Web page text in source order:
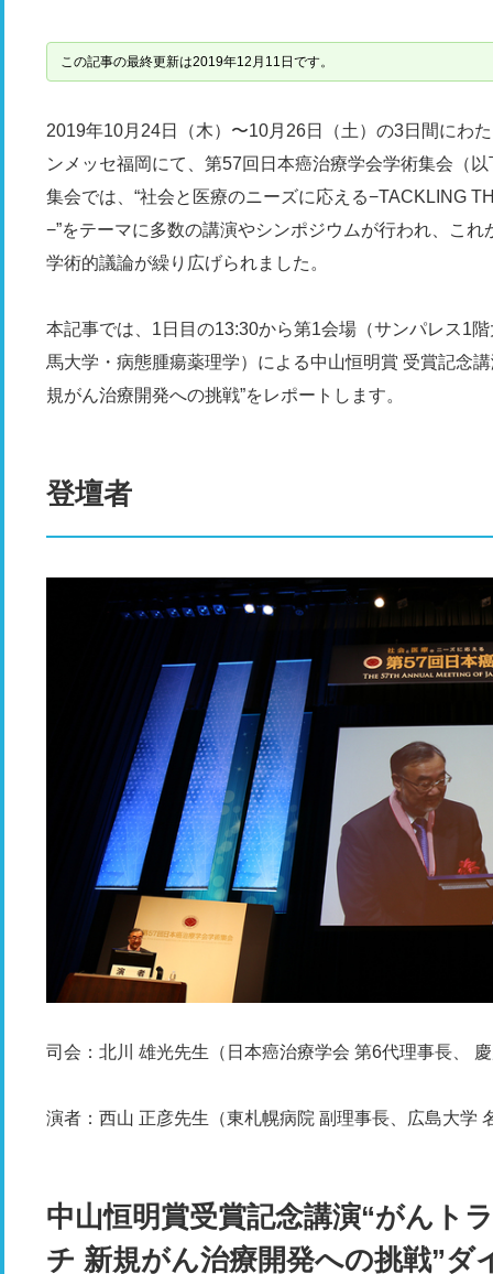
この記事の最終更新は2019年12月11日です。
2019年10月24日（木）〜10月26日（土）の3日間にわ
ンメッセ福岡にて、第57回日本癌治療学会学術集会（
集会では、“社会と医療のニーズに応える−TACKLING
−”をテーマに多数の講演やシンポジウムが行われ、これ
学術的議論が繰り広げられました。
本記事では、1日目の13:30から第1会場（サンパレス1
馬大学・病態腫瘍薬理学）による中山恒明賞 受賞記念
規がん治療開発への挑戦”をレポートします。
登壇者
司会：北川 雄光先生（日本癌治療学会 第6代理事長、
演者：西山 正彦先生（東札幌病院 副理事長、広島大学
中山恒明賞受賞記念講演“がんト
チ 新規がん治療開発への挑戦”ダ